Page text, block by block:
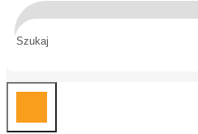
Szukaj